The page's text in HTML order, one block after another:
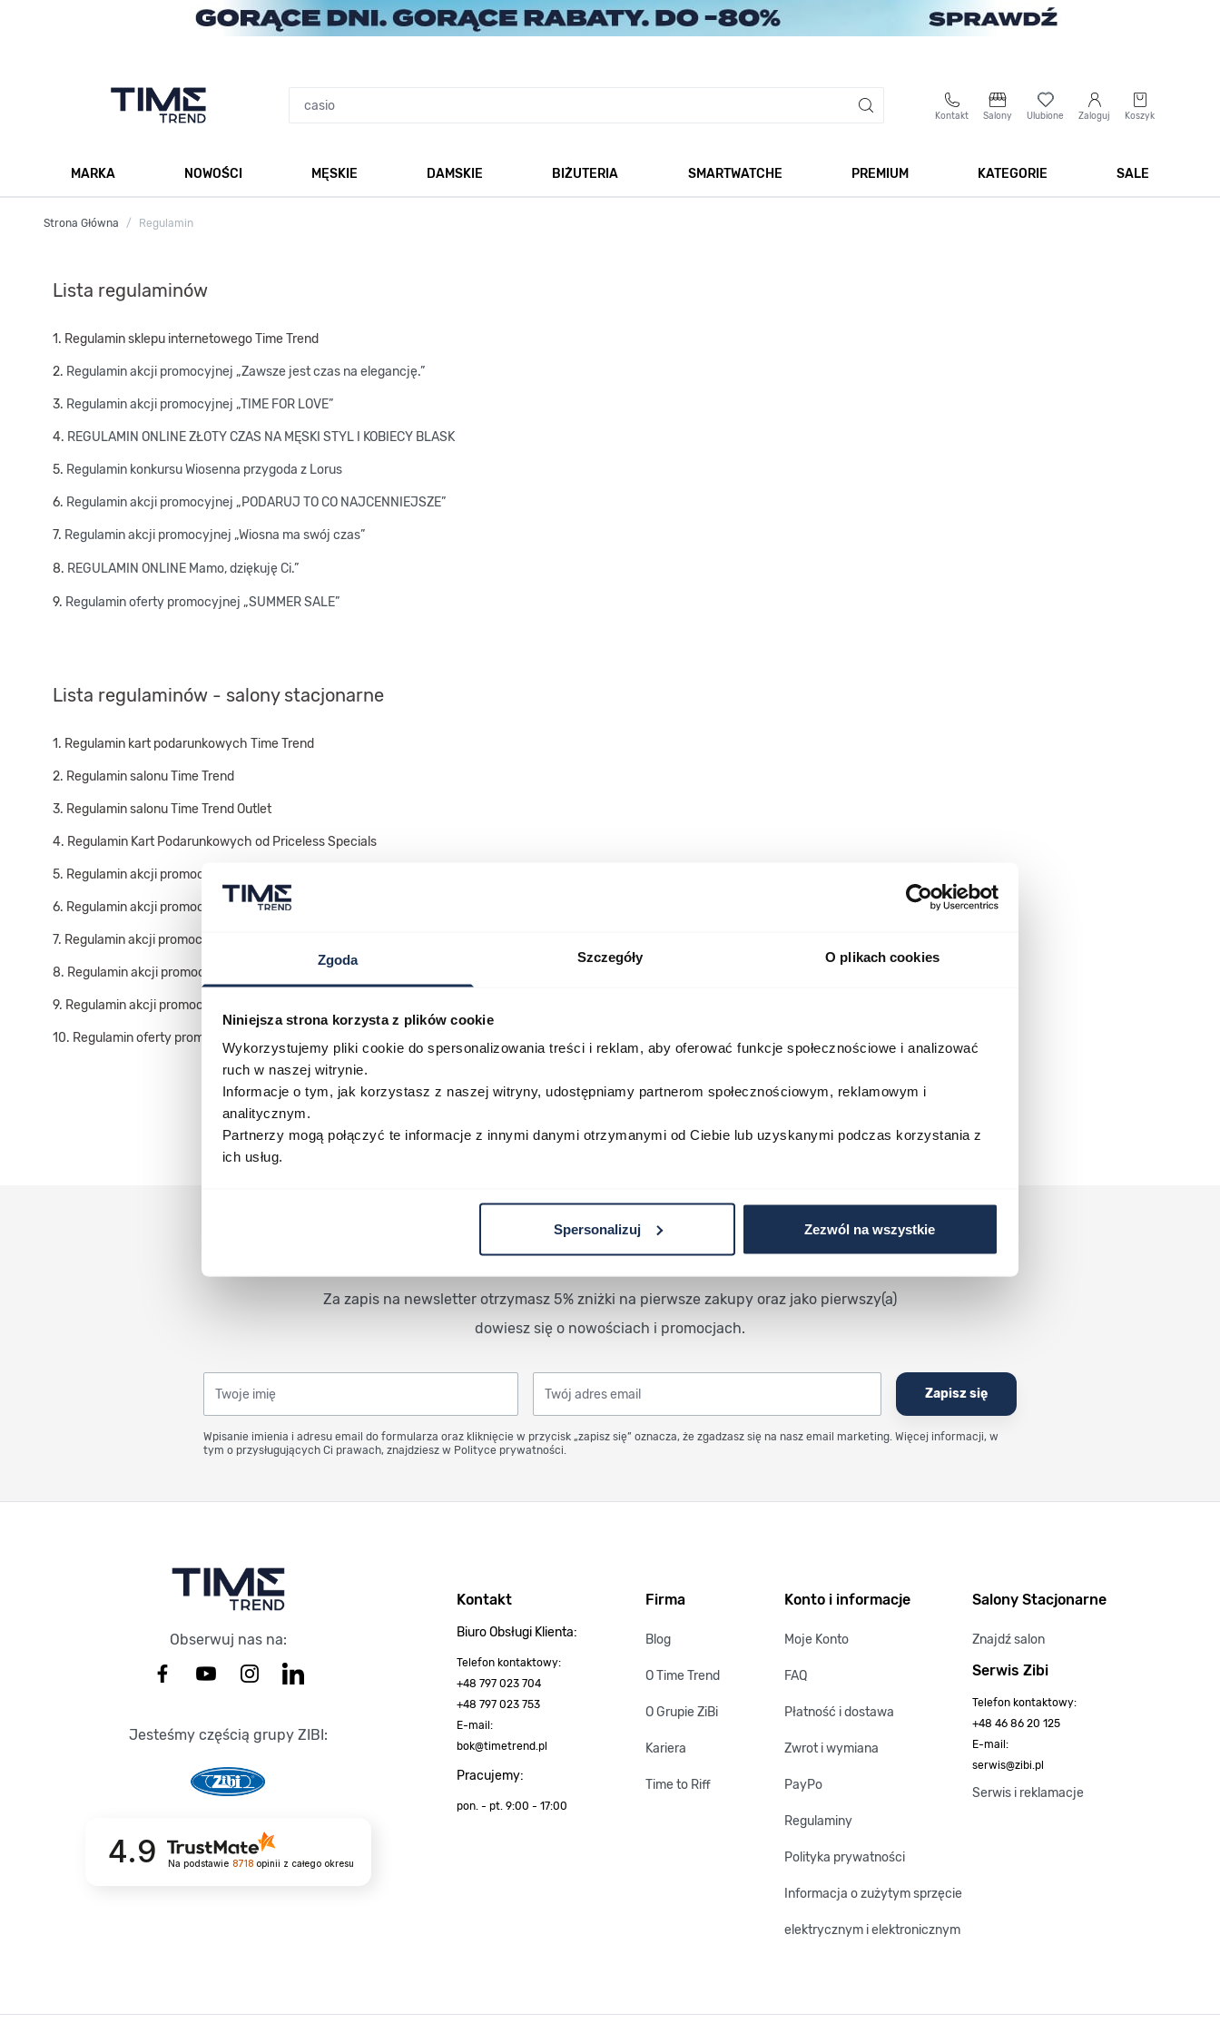
Zgoda Szczegóły O plikach cookies
Niniejsza strona korzysta z plików cookie
Wykorzystujemy pliki cookie do spersonalizowania treści i reklam, aby oferować funkcje społecznościowe i analizować
ruch w naszej witrynie.
Informacje o tym, jak korzystasz z naszej witryny, udostępniamy partnerom społecznościowym, reklamowym i
analitycznym.
Partnerzy mogą połączyć te informacje z innymi danymi otrzymanymi od Ciebie lub uzyskanymi podczas korzystania z
ich usług.
Spersonalizuj Zezwól na wszystkie
Kontakt Salony Ulubione Zaloguj Koszyk
MARKA
NOWOŚCI
MĘSKIE
DAMSKIE
BIŻUTERIA
SMARTWATCHE
PREMIUM
KATEGORIE
SALE
Strona Główna / Regulamin
Lista regulaminów
1. Regulamin sklepu internetowego Time Trend
2. Regulamin akcji promocyjnej „Zawsze jest czas na elegancję.”
3. Regulamin akcji promocyjnej „TIME FOR LOVE”
4. REGULAMIN ONLINE ZŁOTY CZAS NA MĘSKI STYL I KOBIECY BLASK
5. Regulamin konkursu Wiosenna przygoda z Lorus
6. Regulamin akcji promocyjnej „PODARUJ TO CO NAJCENNIEJSZE”
7. Regulamin akcji promocyjnej „Wiosna ma swój czas”
8. REGULAMIN ONLINE Mamo, dziękuję Ci.”
9. Regulamin oferty promocyjnej „SUMMER SALE”
Lista regulaminów - salony stacjonarne
1. Regulamin kart podarunkowych Time Trend
2. Regulamin salonu Time Trend
3. Regulamin salonu Time Trend Outlet
4. Regulamin Kart Podarunkowych od Priceless Specials
5. Regulamin akcji promocyjnej „Zawsze jest czas na elegancję.” w salonach
6. Regulamin akcji promocyjnej „TIME FOR LOVE” w salonach
7. Regulamin akcji promocyjnej „ZŁOTY CZAS NA MĘSKI STYL I KOBIECY BLASK” w salonach
8. Regulamin akcji promocyjnej „Wiosna ma swój czas” w salonach
9. Regulamin akcji promocyjnej „PODARUJ TO CO NAJCENNIEJSZE” w salonach
10. Regulamin oferty promocyjnej „SUMMER SALE” w salonach
Otrzymaj 5% zniżki
Za zapis na newsletter otrzymasz 5% zniżki na pierwsze zakupy oraz jako pierwszy(a)
dowiesz się o nowościach i promocjach.
Wpisanie imienia i adresu email do formularza oraz kliknięcie w przycisk „zapisz się” oznacza, że zgadzasz się na nasz email marketing. Więcej informacji, w
tym o przysługujących Ci prawach, znajdziesz w Polityce prywatności.
Zapisz się
Obserwuj nas na:
Jesteśmy częścią grupy ZIBI:
4.9 Na podstawie 8718opinii z całego okresu
Kontakt
Biuro ObsługiKlienta:
Telefon kontaktowy:
+48 797 023 704
+48 797 023 753
E-mail:
bok@timetrend.pl
Pracujemy:
pon. - pt. 9:00 - 17:00
Firma
Blog
O Time Trend
O Grupie ZiBi
Kariera
Time to Riff
Konto i informacje
Moje Konto
FAQ
Płatność i dostawa
Zwrot i wymiana
PayPo
Regulaminy
Polityka prywatności
Informacja o zużytym sprzęcie
elektrycznym i elektronicznym
Salony Stacjonarne
Znajdź salon
Serwis Zibi
Telefon kontaktowy:
+48 46 86 20 125
E-mail:
serwis@zibi.pl
Serwis i reklamacje